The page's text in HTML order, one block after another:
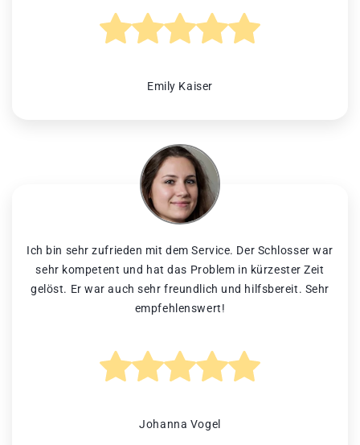
Emily Kaiser
Ich bin sehr zufrieden mit dem Service. Der Schlosser war
sehr kompetent und hat das Problem in kürzester Zeit
gelöst. Er war auch sehr freundlich und hilfsbereit. Sehr
empfehlenswert!
Johanna Vogel